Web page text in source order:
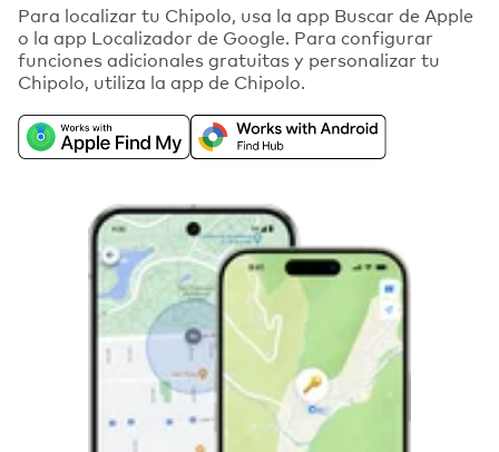
Para localizar tu Chipolo, usa la app Buscar de Apple
o la app Localizador de Google. Para configurar
funciones adicionales gratuitas y personalizar tu
Chipolo, utiliza la app de Chipolo.